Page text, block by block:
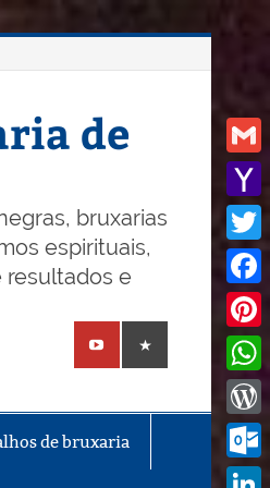
de
bruxarias
espirituais,
resultados e
de bruxaria
Gmail
Mail